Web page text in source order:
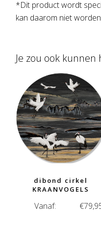
*Dit product wordt
kan daarom niet
Je zou ook
dibond cirkel
KRAANVOGELS
Vanaf: €